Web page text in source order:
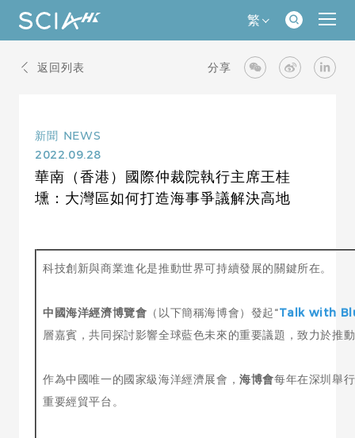
繁
返回列表 分享
新聞 NEWS
2022.09.28
華南（香港）國際仲裁院執行主席王桂
壎：大灣區如何打造海事爭議解決高地
科技創新與商業進化是推動世界可持續發展的關鍵所在。
中國海洋經濟博覽會 （以下簡稱海博會）發起“Talk with
層嘉賓，共同探討影響全球藍色未來的重要議題，致力於推
作為中國唯一的國家級海洋經濟展會，海博會每年在深圳舉
重要經貿平台。